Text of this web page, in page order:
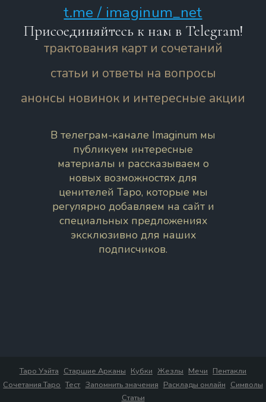
t.me / imaginum_net
Присоединяйтесь к нам в Telegram!
трактования карт и сочетаний
статьи и ответы на вопросы
анонсы новинок и интересные акции
В телеграм-канале Imaginum мы
публикуем интересные
материалы и рассказываем о
новых возможностях для
ценителей Таро, которые мы
регулярно добавляем на сайт и
специальных предложениях
эксклюзивно для наших
подписчиков.
Таро Уэйта Старшие Арканы Кубки Жезлы Мечи Пентакли
Сочетания Таро Тест Запомнить значения Расклады онлайн Символы
Статьи